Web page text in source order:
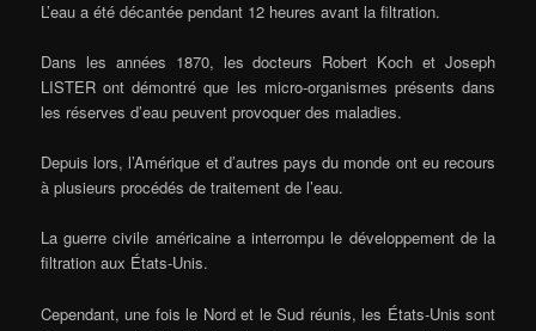
L’eau a été décantée pendant 12 heures avant la filtration.
Dans les années 1870, les docteurs Robert Koch et Joseph
LISTER ont démontré que les micro-organismes présents dans
les réserves d’eau peuvent provoquer des maladies.
Depuis lors, l’Amérique et d’autres pays du monde ont eu recours
à plusieurs procédés de traitement de l’eau.
La guerre civile américaine a interrompu le développement de la
filtration aux États-Unis.
Cependant, une fois le Nord et le Sud réunis, les États-Unis sont